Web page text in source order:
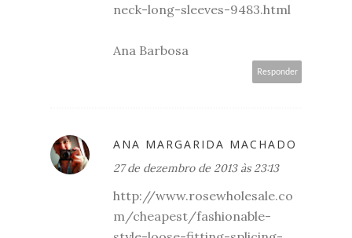
neck-long-sleeves-9483.html
Ana Barbosa
Responder
ANA MARGARIDA MACHADO
27 de dezembro de 2013 às 23:13
http://www.rosewholesale.co
m/cheapest/fashionable-